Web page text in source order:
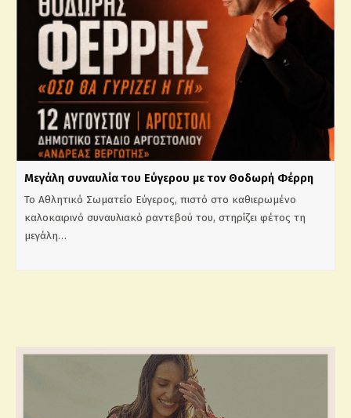
Μεγάλη συναυλία του Εύγερου με τον Θοδωρή Φέρρη
Το Αθλητικό Σωματείο Εύγερος, πιστό στο καθιερωμένο
καλοκαιρινό συναυλιακό ραντεβού του, στηρίζει φέτος τη
μεγάλη…